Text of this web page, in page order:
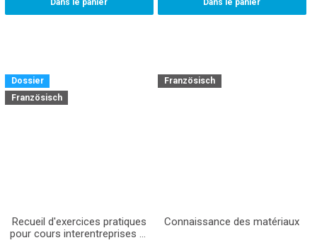
Dans le panier Dans le panier
Dossier
Französisch
Recueil d'exercices pratiques
pour cours interentreprises et
Französisch
Connaissance des matériaux